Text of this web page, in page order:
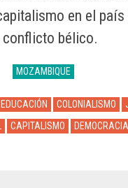
en el
conflicto bélico.
MOZAMBIQUE
EDUCACIÓN COLONIALISMO
CAPITALISMO DEMOCRACIA